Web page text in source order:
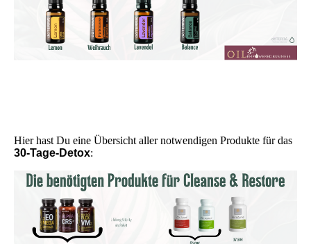
Hier hast Du eine Übersicht aller notwendigen Produkte für das
30-Tage-Detox: